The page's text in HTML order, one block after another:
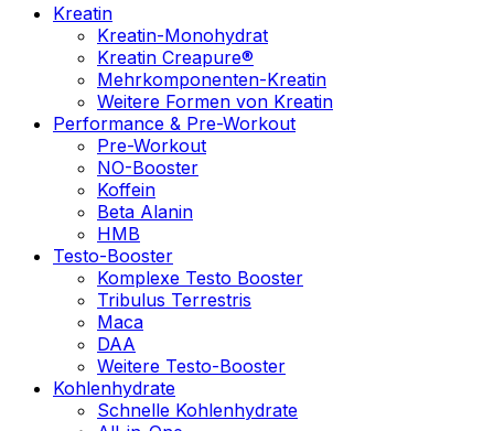
Kreatin
Kreatin-Monohydrat
Kreatin Creapure®
Mehrkomponenten-Kreatin
Weitere Formen von Kreatin
Performance & Pre-Workout
Pre-Workout
NO-Booster
Koffein
Beta Alanin
HMB
Testo-Booster
Komplexe Testo Booster
Tribulus Terrestris
Maca
DAA
Weitere Testo-Booster
Kohlenhydrate
Schnelle Kohlenhydrate